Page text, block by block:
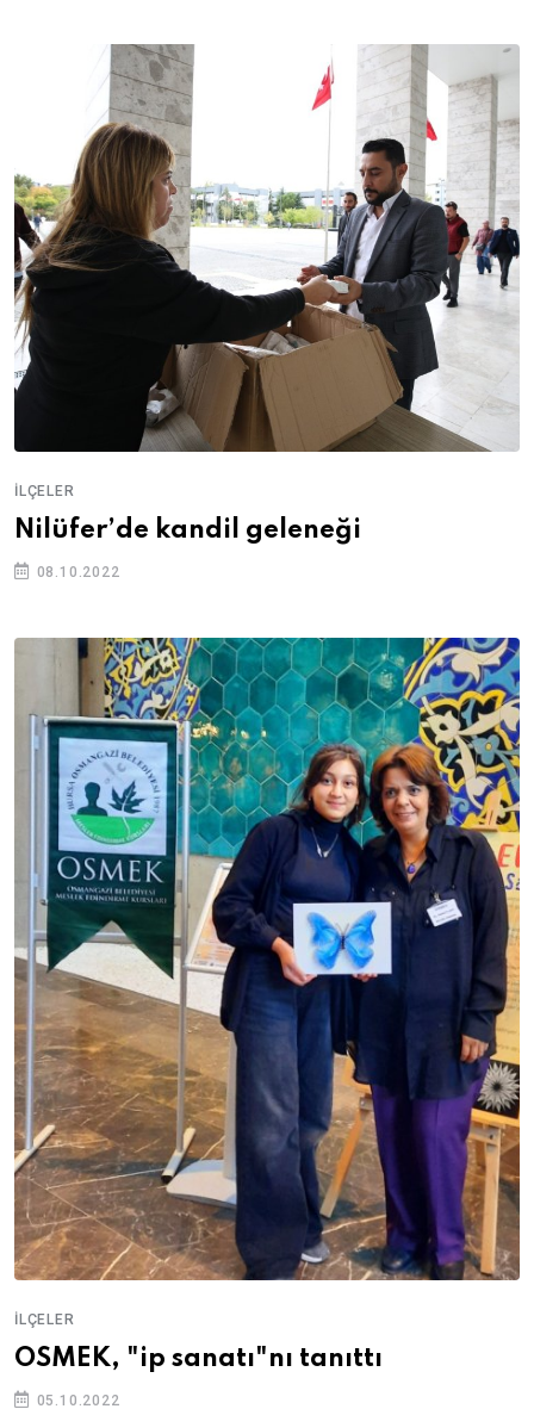
İLÇELER
Nilüfer’de kandil geleneği
08.10.2022
İLÇELER
OSMEK, "ip sanatı"nı tanıttı
05.10.2022